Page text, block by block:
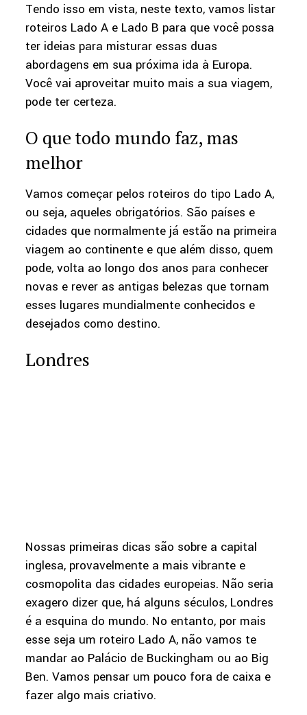
Tendo isso em vista, neste texto, vamos listar
roteiros Lado A e Lado B para que você possa
ter ideias para misturar essas duas
abordagens em sua próxima ida à Europa.
Você vai aproveitar muito mais a sua viagem,
pode ter certeza.
O que todo mundo faz, mas
melhor
Vamos começar pelos roteiros do tipo Lado A,
ou seja, aqueles obrigatórios. São países e
cidades que normalmente já estão na primeira
viagem ao continente e que além disso, quem
pode, volta ao longo dos anos para conhecer
novas e rever as antigas belezas que tornam
esses lugares mundialmente conhecidos e
desejados como destino.
Londres
Nossas primeiras dicas são sobre a capital
inglesa, provavelmente a mais vibrante e
cosmopolita das cidades europeias. Não seria
exagero dizer que, há alguns séculos, Londres
é a esquina do mundo. No entanto, por mais
esse seja um roteiro Lado A, não vamos te
mandar ao Palácio de Buckingham ou ao Big
Ben. Vamos pensar um pouco fora de caixa e
fazer algo mais criativo.